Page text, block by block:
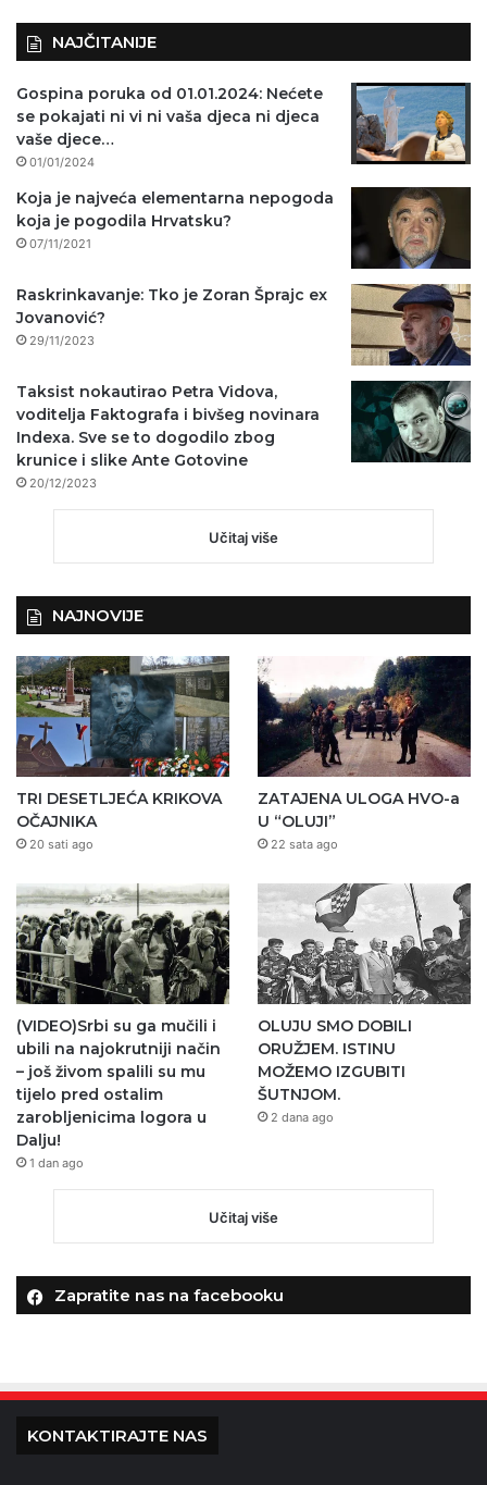
NAJČITANIJE
Gospina poruka od 01.01.2024: Nećete
se pokajati ni vi ni vaša djeca ni djeca
vaše djece…
01/01/2024
Koja je najveća elementarna nepogoda
koja je pogodila Hrvatsku?
07/11/2021
Raskrinkavanje: Tko je Zoran Šprajc ex
Jovanović?
29/11/2023
Taksist nokautirao Petra Vidova,
voditelja Faktografa i bivšeg novinara
Indexa. Sve se to dogodilo zbog
krunice i slike Ante Gotovine
20/12/2023
Učitaj više
NAJNOVIJE
TRI DESETLJEĆA KRIKOVA
OČAJNIKA
20 sati ago
ZATAJENA ULOGA HVO-a
U “OLUJI”
22 sata ago
(VIDEO)Srbi su ga mučili i
ubili na najokrutniji način
– još živom spalili su mu
tijelo pred ostalim
zarobljenicima logora u
Dalju!
1 dan ago
OLUJU SMO DOBILI
ORUŽJEM. ISTINU
MOŽEMO IZGUBITI
ŠUTNJOM.
2 dana ago
Učitaj više
Zapratite nas na facebooku
KONTAKTIRAJTE NAS